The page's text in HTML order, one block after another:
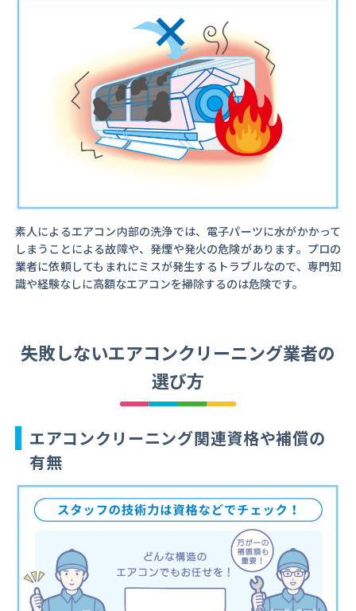
素人によるエアコン内部の洗浄では、電子パーツに水がかかって
しまうことによる故障や、発煙や発火の危険があります。プロの
業者に依頼してもまれにミスが発生するトラブルなので、専門知
識や経験なしに高額なエアコンを掃除するのは危険です。
失敗しないエアコンクリーニング業者の
選び方
エアコンクリーニング関連資格や補償の
有無